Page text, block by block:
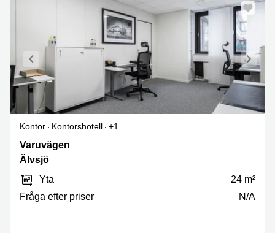
Kontor Kontorshotell
+1
Varuvägen
9,
Varuvägen
Älvsjö
Yta
24 m²
Fråga efter priser
N/A